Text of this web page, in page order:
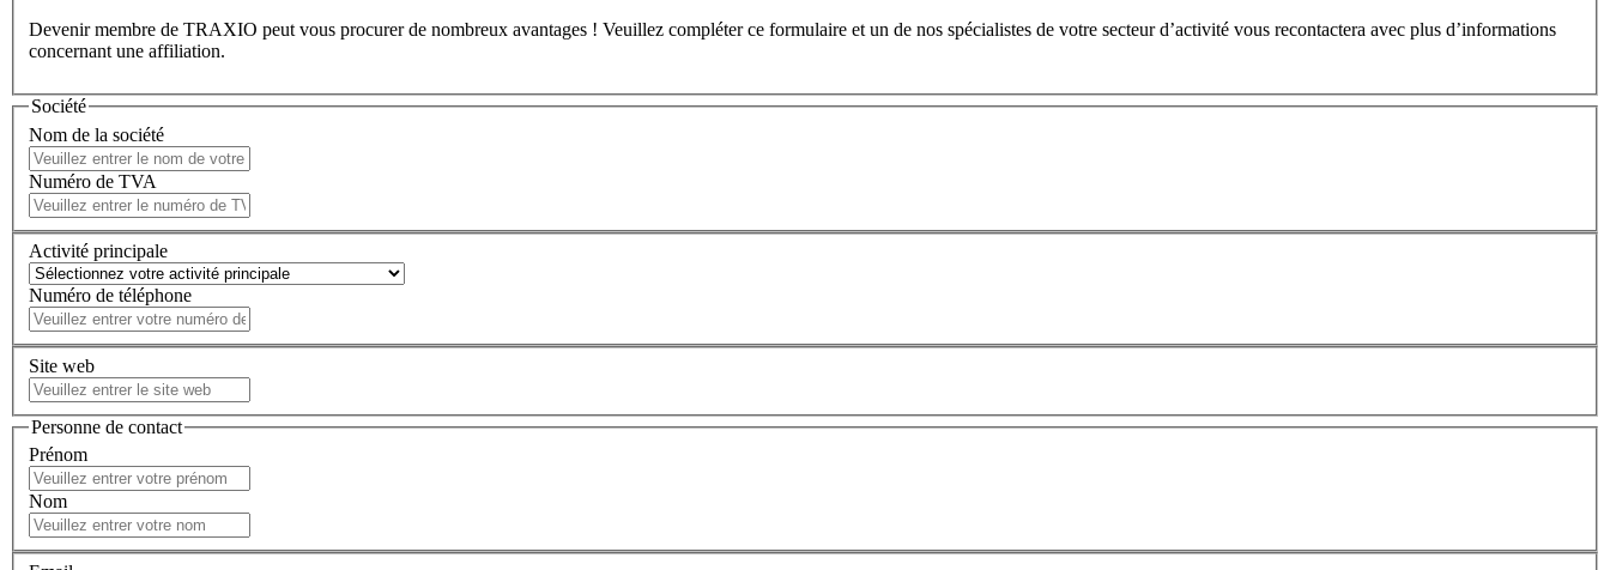
Devenir membre de TRAXIO peut vous procurer de nombreux avantages ! Veuillez compléter ce formulaire et un de nos spécialistes de votre secteur d’activité vous recontactera avec plus d’informations
concernant une affiliation.
Société
Nom de la société
Numéro de TVA
Activité principale
Numéro de téléphone
Site web
Personne de contact
Prénom
Nom